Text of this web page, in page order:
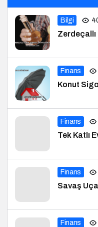
Bilgi
Zerdeçallı
Finans
Konut
Finans
Tek Katlı
Finans
Savaş
Finans